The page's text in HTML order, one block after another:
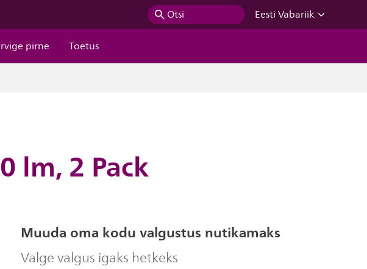
Otsi
Eesti Vabariik
pirne Toetus
lm, 2 Pack
Muuda oma kodu valgustus nutikamaks
Valge valgus igaks hetkeks